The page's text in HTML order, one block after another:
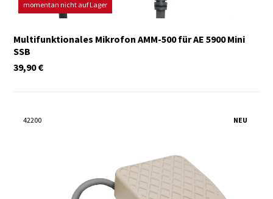
momentan nicht auf Lager
Multifunktionales Mikrofon AMM-500 für AE 5900 Mini
SSB
€
39,90
NEU
42200